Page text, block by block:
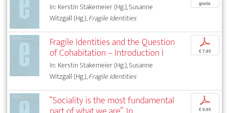
In: Kerstin Stakemeier (Hg.), Susanne
Witzgall (Hg.),Fragile Identities
gratis
Fragile Identities and the Question
of Cohabitation – Introduction I
In: Kerstin Stakemeier (Hg.), Susanne
Witzgall (Hg.),Fragile Identities
p
€ 7,95
“Sociality is the most fundamental p
€ 9,95